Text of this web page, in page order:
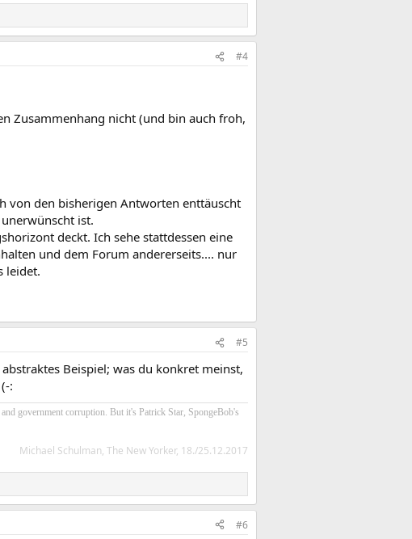
#4
Zusammenhang nicht (und bin auch froh,
von den bisherigen Antworten enttäuscht
ist.
deckt. Ich sehe stattdessen eine
und dem Forum andererseits.... nur
leidet.
#5
Beispiel; was du konkret meinst,
:
government corruption. But it's Patrick Star, SpongeBob's
Michael Schulman, The New Yorker, 18./25.12.2017
#6